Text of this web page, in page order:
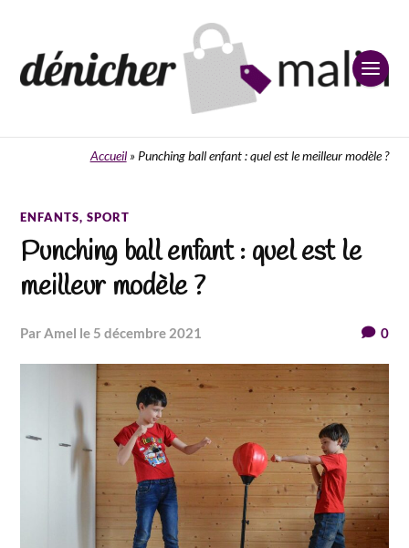
Accueil» Punching ball enfant : quel est le meilleur modèle ?
ENFANTS,SPORT
Punching ball enfant : quel est le
meilleur modèle ?
par Amel le 5 décembre 2021 0